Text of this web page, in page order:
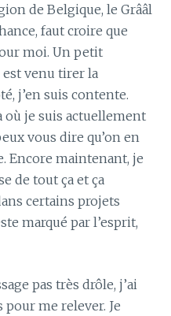
de Belgique, le Grââl
faut croire que
moi. Un petit
venu tirer la
j’en suis contente.
où je suis actuellement
vous dire qu’on en
Encore maintenant, je
de tout ça et ça
certains projets
marqué par l’esprit,
pas très drôle, j’ai
me relever. Je